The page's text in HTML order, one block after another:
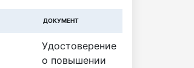
ДОКУМЕНТ
Удостоверение
о повышении